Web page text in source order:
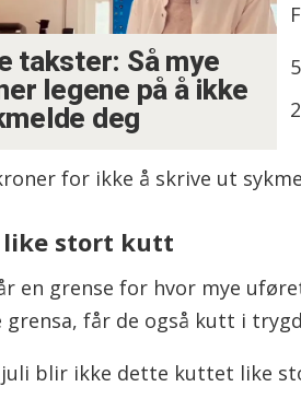
takster: Så mye
legene på å ikke
deg
for ikke å skrive ut
like stort kutt
en grense for hvor mye
grensa, får de også kutt i
juli blir ikke dette kuttet like